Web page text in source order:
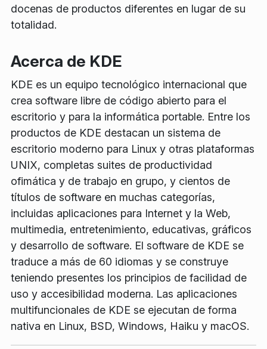
docenas de productos diferentes en lugar de su
totalidad.
Acerca de KDE
KDE es un equipo tecnológico internacional que
crea software libre de código abierto para el
escritorio y para la informática portable. Entre los
productos de KDE destacan un sistema de
escritorio moderno para Linux y otras plataformas
UNIX, completas suites de productividad
ofimática y de trabajo en grupo, y cientos de
títulos de software en muchas categorías,
incluidas aplicaciones para Internet y la Web,
multimedia, entretenimiento, educativas, gráficos
y desarrollo de software. El software de KDE se
traduce a más de 60 idiomas y se construye
teniendo presentes los principios de facilidad de
uso y accesibilidad moderna. Las aplicaciones
multifuncionales de KDE se ejecutan de forma
nativa en Linux, BSD, Windows, Haiku y macOS.